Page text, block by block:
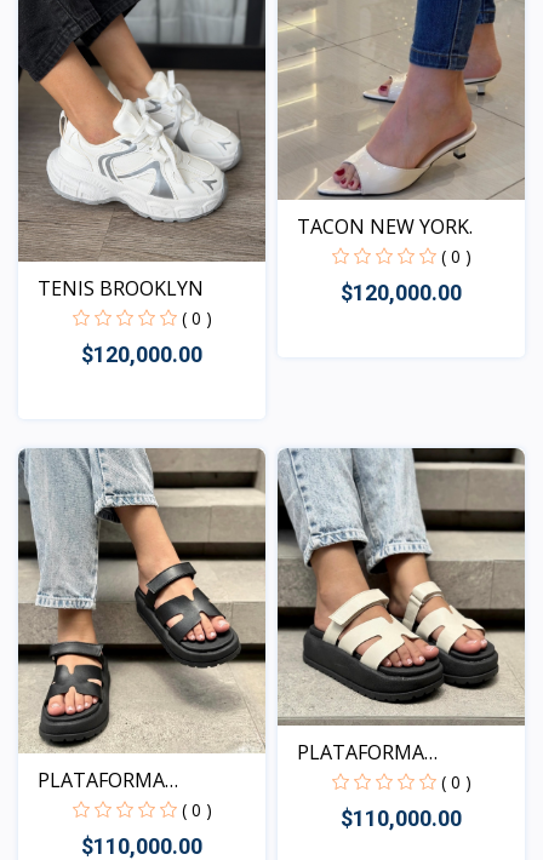
TENIS BROOKLYN
( 0 )
$120,000.00
Vista
TACON NEW YORK.
( 0 )
$120,000.00
PLATAFORMA
KENTUCKY NEG...( 0 )
$110,000.00
PLATAFORMA
KENTUCKY MAR...( 0 )
$110,000.00